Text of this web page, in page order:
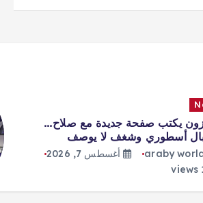
يكتب صفحة جديدة مع صلاح…
أسطوري وشغف لا يوصف
araby
أغسطس 7, 2026